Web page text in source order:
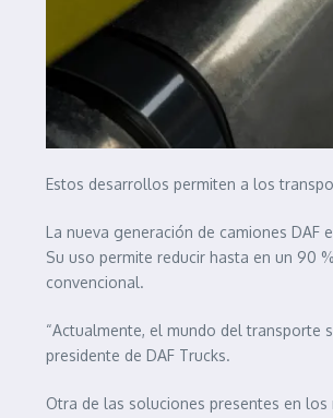
Estos desarrollos permiten a los
La nueva generación de camiones
Su uso permite reducir hasta en un 90
convencional.
“Actualmente, el mundo del transporte
presidente de DAF Trucks.
Otra de las soluciones presentes en los